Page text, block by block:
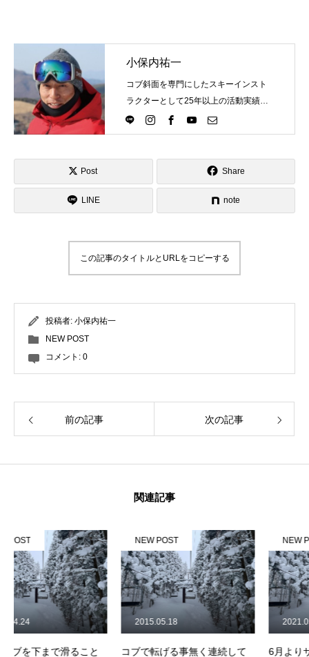
レッスン周辺に関して
お申し込みについて
動画で学ぶ Movie
最新レッスン動画
レッスン動画一覧
プレゼント Present
プレゼント付メルマガ
常時メルマガ
お問合せ 特定商取引法に基づく表記 プライバシーポリシー 会社
小保内祐一
コブ斜面を専門にしたスキーインスト
ラクターとして25年以上の活動実績。
Directlineスキースクール代表として、
スキーインストラクターが職業選択の
Post Share
LINE note
この記事のタイトルとURLをコピーする
投稿者: 小保内祐一
NEW POST
コメント: 0
前の記事 次の記事
関連記事
NEW POST
コブで転げる事無く連続して
2015.05.18
NEW POST
6月よりサマーゲレンデレッス
2021.05.08